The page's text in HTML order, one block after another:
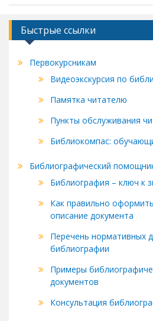
Быстрые ссылки
Первокурсникам
Видеоэкскурсия по
Памятка читателю
Пункты обслуживания
Библиокомпас:
Библиографический
Библиография – ключ к
Как правильно
описание документа
Перечень нормативных
библиографии
Примеры
документов
Консультация